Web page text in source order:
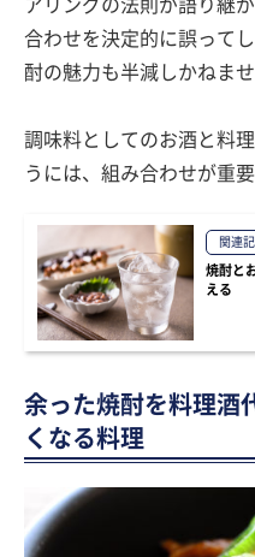
アリングの法則が語り継
合わせを決定的に誤って
酎の魅力も半減しかねませ
調味料としてのお酒と料
うには、組み合わせが重
関連
焼酎と
える
余った焼酎を料理酒
くなる料理